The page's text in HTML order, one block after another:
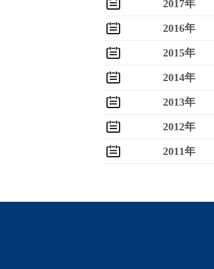
2017年
2016年
2015年
2014年
2013年
2012年
2011年
2009年